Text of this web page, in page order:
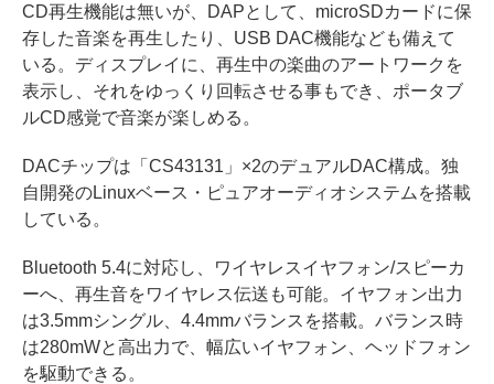
CD再生機能は無いが、DAPとして、microSDカードに保
存した音楽を再生したり、USB DAC機能なども備えて
いる。ディスプレイに、再生中の楽曲のアートワークを
表示し、それをゆっくり回転させる事もでき、ポータブ
ルCD感覚で音楽が楽しめる。
DACチップは「CS43131」×2のデュアルDAC構成。独
自開発のLinuxベース・ピュアオーディオシステムを搭載
している。
Bluetooth 5.4に対応し、ワイヤレスイヤフォン/スピーカ
ーへ、再生音をワイヤレス伝送も可能。イヤフォン出力
は3.5mmシングル、4.4mmバランスを搭載。バランス時
は280mWと高出力で、幅広いイヤフォン、ヘッドフォン
を駆動できる。